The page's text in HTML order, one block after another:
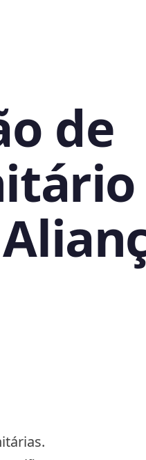
de